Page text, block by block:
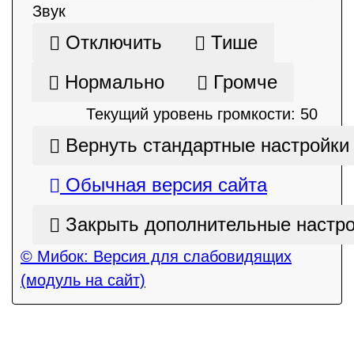
Звук
Отключить
Тише
Нормально
Громче
Текущий уровень громкости: 50
Вернуть стандартные настройки
Обычная версия сайта
Закрыть дополнительные
© Мибок: Версия для слабовидящих
(модуль на сайт)